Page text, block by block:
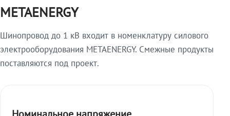
METAENERGY
Шинопровод до 1 кВ входит в номенклатуру силового
электрооборудования METAENERGY. Смежные продукты
поставляются под проект.